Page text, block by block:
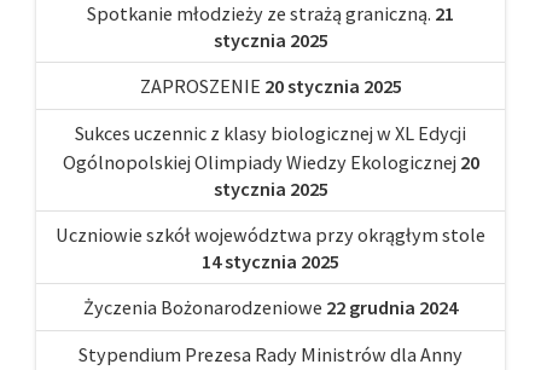
Spotkanie młodzieży ze strażą graniczną. 21
stycznia 2025
ZAPROSZENIE 20 stycznia 2025
Sukces uczennic z klasy biologicznej w XL Edycji
Ogólnopolskiej Olimpiady Wiedzy Ekologicznej 20
stycznia 2025
Uczniowie szkół województwa przy okrągłym stole
14 stycznia 2025
Życzenia Bożonarodzeniowe 22 grudnia 2024
Stypendium Prezesa Rady Ministrów dla Anny